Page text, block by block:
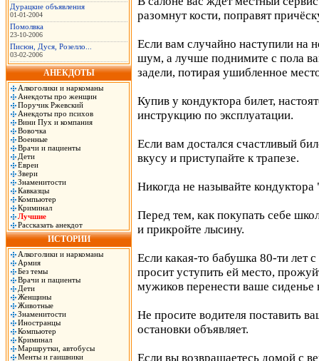
Дурацкие объявления
01-01-2004
Помолвка
23-10-2006
Писюн, Дуся, Розелло...
03-02-2006
АНЕКДОТЫ
Алкоголики и наркоманы
Анекдоты про женщин
Поручик Ржевский
Анекдоты про психов
Вини Пух и компания
Вовочка
Военные
Врачи и пациенты
Дети
Евреи
Звери
Знаменитости
Кавказцы
Компьютер
Криминал
Лучшие
Рассказать анекдот
ИСТОРИИ
Алкоголики и наркоманы
Армия
Без темы
Врачи и пациенты
Дети
Женщины
Животные
Знаменитости
Иностранцы
Компьютер
Криминал
Маршрутки, автобусы
Менты и гаишники
разомнут кости, поправят
Если вам случайно наступили на
шум, а лучше поднимите с пола
задели, потирая ушибленное
Купив у кондуктора билет,
инструкцию по эксплуатации.
Если вам достался счастливый
вкусу и приступайте к трапезе.
Никогда не называйте
Перед тем, как покупать себе
и прикройте лысину.
Если какая-то бабушка 80-ти лет
просит уступить ей место,
мужиков перенести ваше сиденье
Не просите водителя поставить
остановки объявляет.
Если вы возвращаетесь домой с